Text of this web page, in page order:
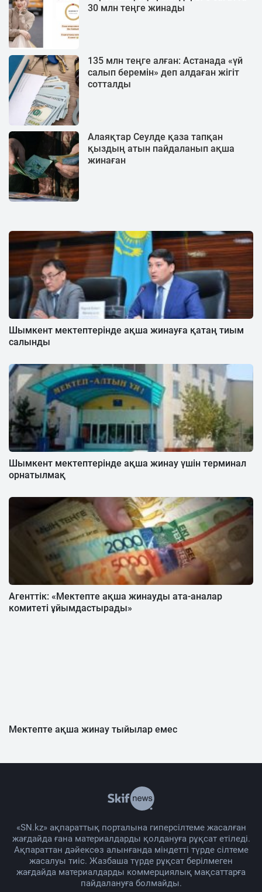
30 млн теңге жинады
135 млн теңге алған: Астанада «үй
салып беремін» деп алдаған жігіт
сотталды
Алаяқтар Сеулде қаза тапқан
қыздың атын пайдаланып ақша
жинаған
Шымкент мектептерінде ақша жинауға қатаң тиым
салынды
Шымкент мектептерінде ақша жинау үшін терминал
орнатылмақ
Агенттік: «Мектепте ақша жинауды ата-аналар
комитеті ұйымдастырады»
Мектепте ақша жинау тыйылар емес
«SN.kz» ақпараттық порталына гиперсілтеме жасалған
жағдайда ғана материалдарды қолдануға рұқсат етіледі.
Ақпараттан дәйексөз алынғанда міндетті түрде сілтеме
жасалуы тиіс. Жазбаша түрде рұқсат берілмеген
жағдайда материалдарды коммерциялық мақсаттарға
пайдалануға болмайды.